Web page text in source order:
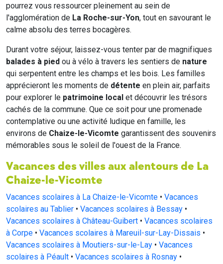
pourrez vous ressourcer pleinement au sein de
l'agglomération de La Roche-sur-Yon, tout en savourant le
calme absolu des terres bocagères.
Durant votre séjour, laissez-vous tenter par de magnifiques
balades à pied ou à vélo à travers les sentiers de nature
qui serpentent entre les champs et les bois. Les familles
apprécieront les moments de détente en plein air, parfaits
pour explorer le patrimoine local et découvrir les trésors
cachés de la commune. Que ce soit pour une promenade
contemplative ou une activité ludique en famille, les
environs de Chaize-le-Vicomte garantissent des souvenirs
mémorables sous le soleil de l'ouest de la France.
Vacances des villes aux alentours de La
Chaize-le-Vicomte
Vacances scolaires à La Chaize-le-Vicomte • Vacances
scolaires au Tablier • Vacances scolaires à Bessay •
Vacances scolaires à Château-Guibert • Vacances scolaires
à Corpe • Vacances scolaires à Mareuil-sur-Lay-Dissais •
Vacances scolaires à Moutiers-sur-le-Lay • Vacances
scolaires à Péault • Vacances scolaires à Rosnay •